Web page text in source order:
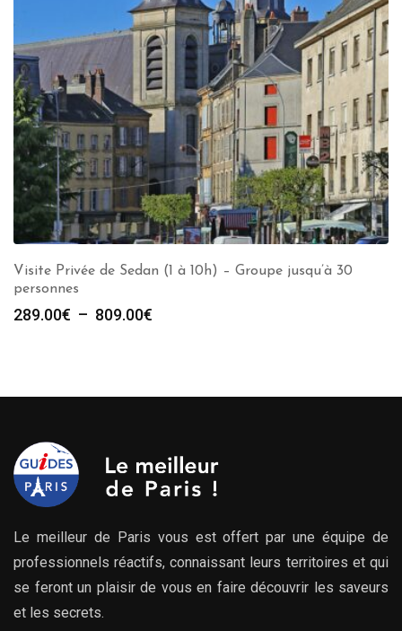
Visite Privée de Sedan (1 à 10h) – Groupe jusqu’à 30
personnes
289.00€ – 809.00€
à
Le meilleur de Paris vous est offert par une équipe de
professionnels réactifs, connaissant leurs territoires et qui
se feront un plaisir de vous en faire découvrir les saveurs
et les secrets.